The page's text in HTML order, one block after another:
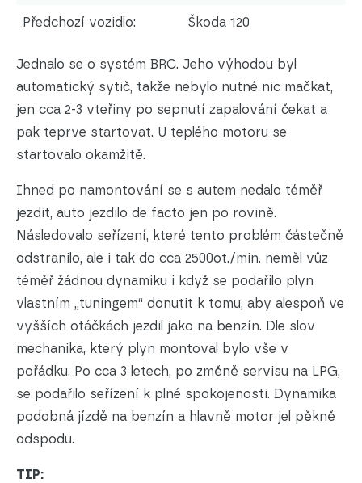
Předchozí vozidlo: Škoda 120
Jednalo se o systém BRC. Jeho výhodou byl
automatický sytič, takže nebylo nutné nic mačkat,
jen cca 2-3 vteřiny po sepnutí zapalování čekat a
pak teprve startovat. U teplého motoru se
startovalo okamžitě.
Ihned po namontování se s autem nedalo téměř
jezdit, auto jezdilo de facto jen po rovině.
Následovalo seřízení, které tento problém částečně
odstranilo, ale i tak do cca 2500ot./min. neměl vůz
téměř žádnou dynamiku i když se podařilo plyn
vlastním „tuningem“ donutit k tomu, aby alespoň ve
vyšších otáčkách jezdil jako na benzín. Dle slov
mechanika, který plyn montoval bylo vše v
pořádku. Po cca 3 letech, po změně servisu na LPG,
se podařilo seřízení k plné spokojenosti. Dynamika
podobná jízdě na benzín a hlavně motor jel pěkně
odspodu.
TIP: